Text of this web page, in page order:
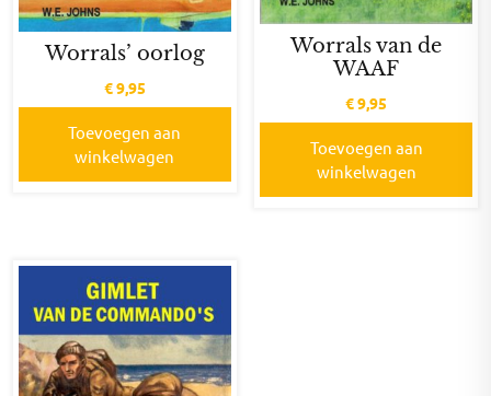
Worrals’ oorlog
€9,95
Toevoegen aan
winkelwagen
Worrals van de
WAAF
€9,95
Toevoegen aan
winkelwagen